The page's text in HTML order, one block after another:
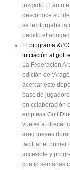
juzgado.El auto
desconoce su
se le otorgaba la
pedido el
El programa
iniciación al golf
La Federación
edición de
acercar este
base de
en colaboración
empresa Golf
vuelve a ofrecer
aragoneses
facilitar el primer
accesible y
cuatro semanas